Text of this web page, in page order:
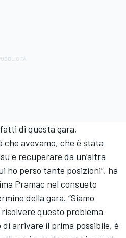
di questa gara,
avevamo, che è stata
e recuperare da un’altra
ho perso tante posizioni”, ha
Pramac nel consueto
della gara. “Siamo
questo problema
arrivare il prima possibile, è